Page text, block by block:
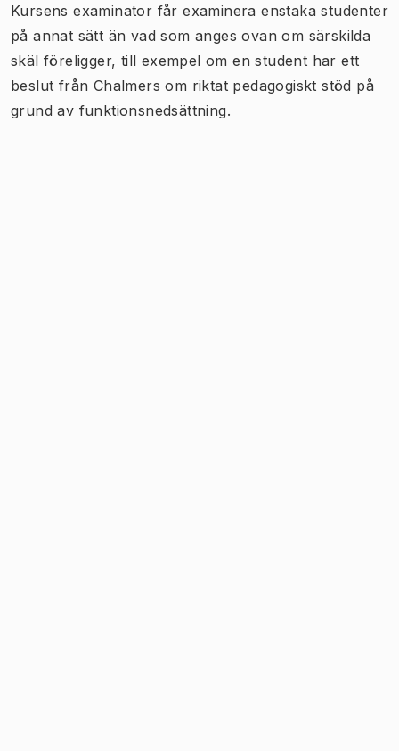
Kursens examinator får examinera enstaka studenter
på annat sätt än vad som anges ovan om särskilda
skäl föreligger, till exempel om en student har ett
beslut från Chalmers om riktat pedagogiskt stöd på
grund av funktionsnedsättning.